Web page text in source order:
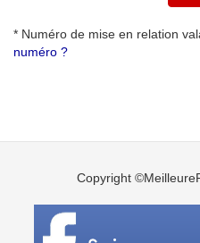
* Numéro de mise en relation
numéro ?
Copyright